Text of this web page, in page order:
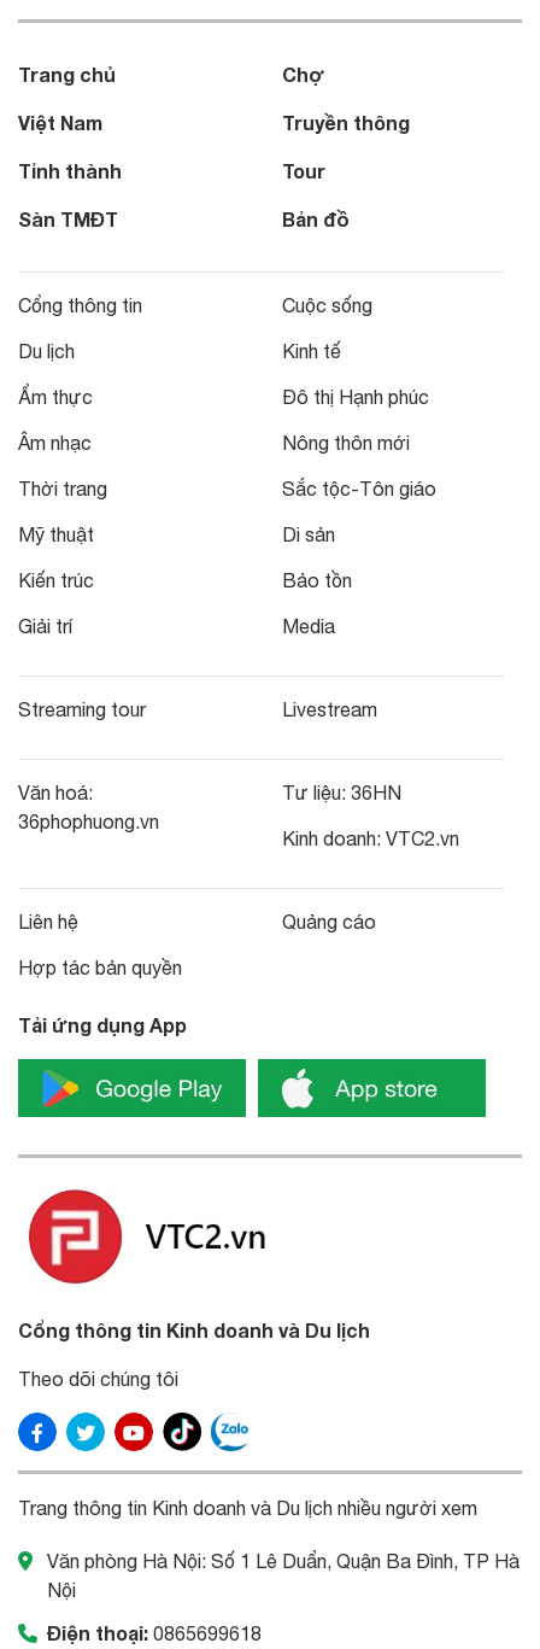
Trang chủ
Việt Nam
Tỉnh thành
Sàn TMĐT
Chợ
Truyền thông
Tour
Bản đồ
Cổng thông tin
Du lịch
Ẩm thực
Âm nhạc
Thời trang
Mỹ thuật
Kiến trúc
Giải trí
Cuộc sống
Kinh tế
Đô thị Hạnh phúc
Nông thôn mới
Sắc tộc-Tôn giáo
Di sản
Bảo tồn
Media
Streaming tour Livestream
Văn hoá:
36phophuong.vn
Tư liệu: 36HN
Kinh doanh: VTC2.vn
Liên hệ
Hợp tác bản quyền
Quảng cáo
Tải ứng dụng App
Cổng thông tin Kinh doanh và Du lịch
Theo dõi chúng tôi
Trang thông tin Kinh doanh và Du lịch nhiều người xem
Văn phòng Hà Nội: Số 1 Lê Duẩn, Quận Ba Đình, TP Hà
Nội
Điện thoại: 0865699618